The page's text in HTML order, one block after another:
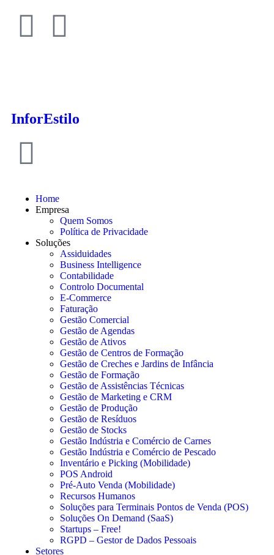
InforEstilo
Home
Empresa
Quem Somos
Política de Privacidade
Soluções
Assiduidades
Business Intelligence
Contabilidade
Controlo Documental
E-Commerce
Faturação
Gestão Comercial
Gestão de Agendas
Gestão de Ativos
Gestão de Centros de Formação
Gestão de Creches e Jardins de Infância
Gestão de Formação
Gestão de Assistências Técnicas
Gestão de Marketing e CRM
Gestão de Produção
Gestão de Resíduos
Gestão de Stocks
Gestão Indústria e Comércio de Carnes
Gestão Indústria e Comércio de Pescado
Inventário e Picking (Mobilidade)
POS Android
Pré-Auto Venda (Mobilidade)
Recursos Humanos
Soluções para Terminais Pontos de Venda (POS)
Soluções On Demand (SaaS)
Startups – Free!
RGPD – Gestor de Dados Pessoais
Setores